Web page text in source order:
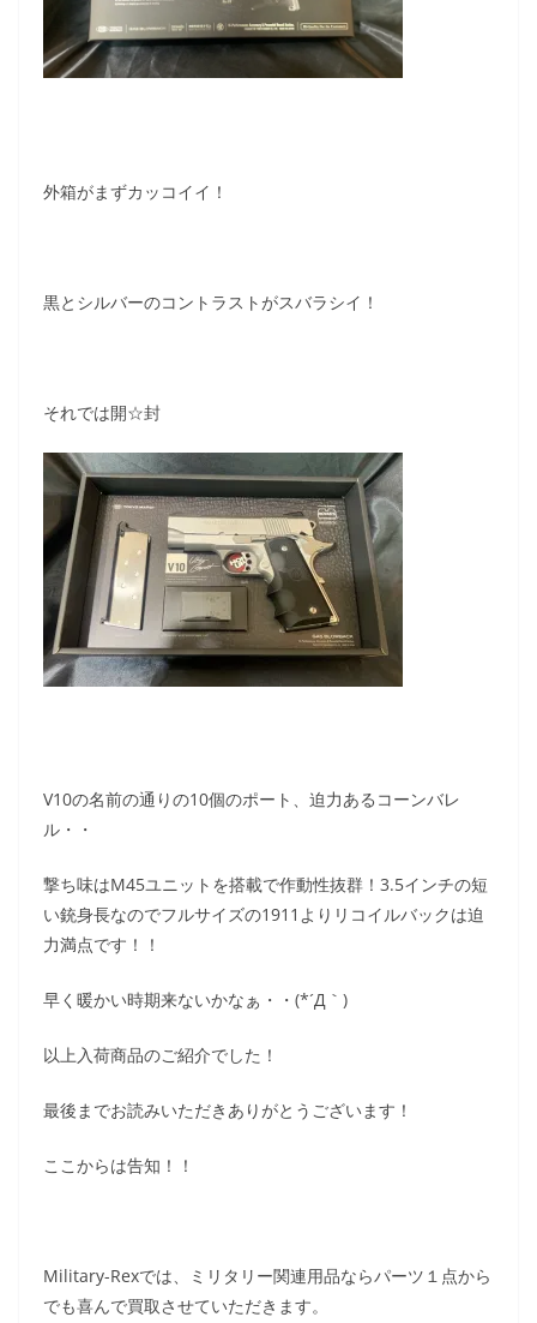
外箱がまずカッコイイ！
黒とシルバーのコントラストがスバラシイ！
それでは開☆封
V10の名前の通りの10個のポート、迫力あるコーンバレ
ル・・
撃ち味はM45ユニットを搭載で作動性抜群！3.5インチの短
い銃身長なのでフルサイズの1911よりリコイルバックは迫
力満点です！！
早く暖かい時期来ないかなぁ・・(*´Д｀)
以上入荷商品のご紹介でした！
最後までお読みいただきありがとうございます！
ここからは告知！！
Military-Rexでは、ミリタリー関連用品ならパーツ１点から
でも喜んで買取させていただきます。